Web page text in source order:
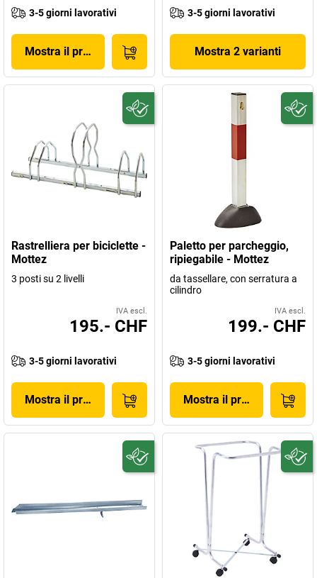
3-5 giorni lavorativi
Mostra il prodotto
3-5 giorni lavorativi
Mostra 2 varianti
Rastrelliera per biciclette -
Mottez
3 posti su 2 livelli
IVA escl.
195.- CHF
3-5 giorni lavorativi
Mostra il prodotto
Paletto per parcheggio,
ripiegabile - Mottez
da tassellare, con serratura a
cilindro
IVA escl.
199.- CHF
3-5 giorni lavorativi
Mostra il prodotto